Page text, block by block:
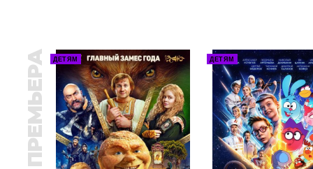
ПРЕМЬЕРА ДЕТЯМ ДЕТЯМ